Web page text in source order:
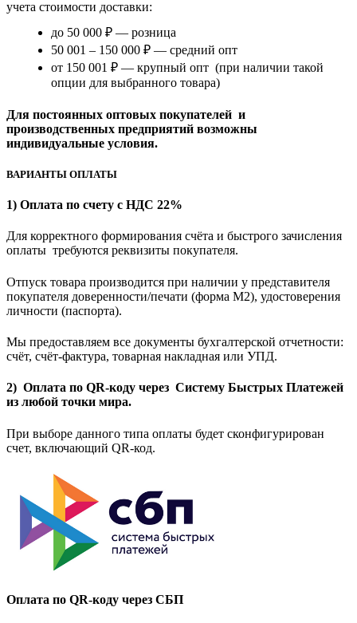
учета стоимости доставки:
до 50 000 ₽ — розница
50 001 – 150 000 ₽ — средний опт
от 150 001 ₽ — крупный опт (при наличии такой
опции для выбранного товара)
Для постоянных оптовых покупателей и
производственных предприятий возможны
индивидуальные условия.
ВАРИАНТЫ ОПЛАТЫ
1) Оплата по счету с НДС 22%
Для корректного формирования счёта и быстрого зачисления
оплаты требуются реквизиты покупателя.
Отпуск товара производится при наличии у представителя
покупателя доверенности/печати (форма M2), удостоверения
личности (паспорта).
Мы предоставляем все документы бухгалтерской отчетности:
счёт, счёт-фактура, товарная накладная или УПД.
2) Оплата по QR-коду через Систему Быстрых Платежей
из любой точки мира.
При выборе данного типа оплаты будет сконфигурирован
счет, включающий QR-код.
Оплата по QR-коду через СБП